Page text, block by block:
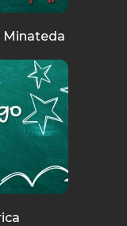
Minateda